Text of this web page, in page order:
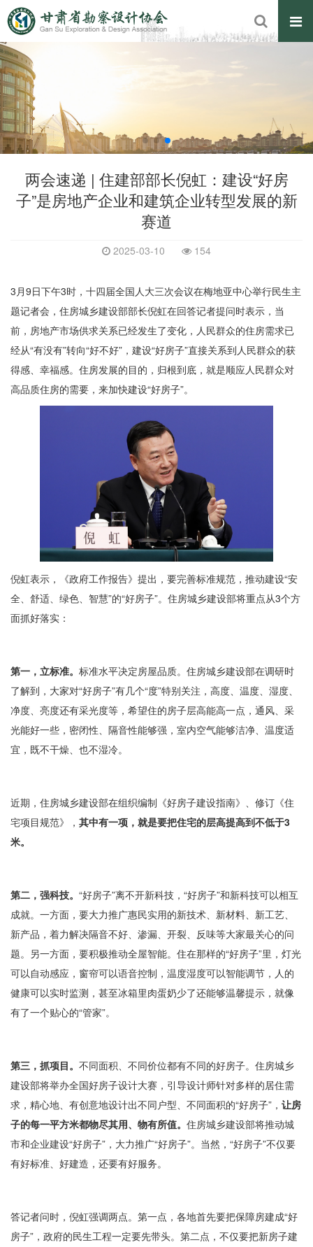
两会速递 | 住建部部长倪虹：建设“好房
子”是房地产企业和建筑企业转型发展的新
赛道
2025-03-10 154
3月9日下午3时，十四届全国人大三次会议在梅地亚中心举行民生主
题记者会，住房城乡建设部部长倪虹在回答记者提问时表示，当
前，房地产市场供求关系已经发生了变化，人民群众的住房需求已
经从“有没有”转向“好不好”，建设“好房子”直接关系到人民群众的获
得感、幸福感。住房发展的目的，归根到底，就是顺应人民群众对
高品质住房的需要，来加快建设“好房子”。
倪虹表示，《政府工作报告》提出，要完善标准规范，推动建设“安
全、舒适、绿色、智慧”的“好房子”。住房城乡建设部将重点从3个方
面抓好落实：
第一，立标准。 标准水平决定房屋品质。住房城乡建设部在调研时
了解到，大家对“好房子”有几个“度”特别关注，高度、温度、湿度、
净度、亮度还有采光度等，希望住的房子层高能高一点，通风、采
光能好一些，密闭性、隔音性能够强，室内空气能够洁净、温度适
宜，既不干燥、也不湿冷。
近期，住房城乡建设部在组织编制《好房子建设指南》、修订《住
宅项目规范》， 其中有一项，就是要把住宅的层高提高到不低于3
米。
第二，强科技。 “好房子”离不开新科技，“好房子”和新科技可以相互
成就。一方面，要大力推广惠民实用的新技术、新材料、新工艺、
新产品，着力解决隔音不好、渗漏、开裂、反味等大家最关心的问
题。另一方面，要积极推动全屋智能。住在那样的“好房子”里，灯光
可以自动感应，窗帘可以语音控制，温度湿度可以智能调节，人的
健康可以实时监测，甚至冰箱里肉蛋奶少了还能够温馨提示，就像
有了一个贴心的“管家”。
第三，抓项目。 不同面积、不同价位都有不同的好房子。住房城乡
建设部将举办全国好房子设计大赛，引导设计师针对多样的居住需
求，精心地、有创意地设计出不同户型、不同面积的“好房子”， 让房
子的每一平方米都物尽其用、物有所值。 住房城乡建设部将推动城
市和企业建设“好房子”，大力推广“好房子”。当然，“好房子”不仅要
有好标准、好建造，还要有好服务。
答记者问时，倪虹强调两点。第一点，各地首先要把保障房建成“好
房子”，政府的民生工程一定要先带头。第二点，不仅要把新房子建